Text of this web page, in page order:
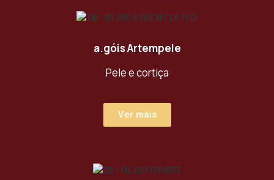
a.góis Artempele
Pele e cortiça
Ver mais